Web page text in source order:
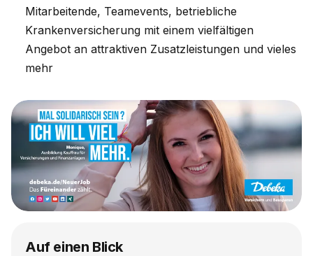
Mitarbeitende, Teamevents, betriebliche
Krankenversicherung mit einem vielfältigen
Angebot an attraktiven Zusatzleistungen und vieles
mehr
Auf einen Blick